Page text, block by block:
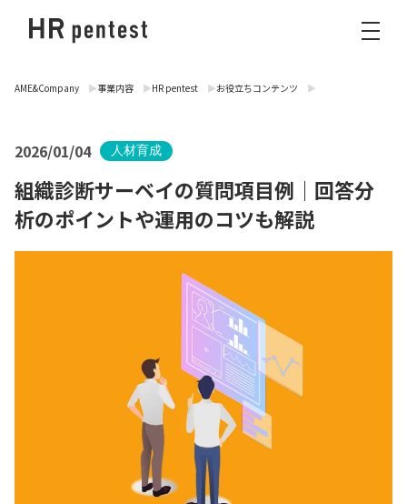
AME&Company 事業内容 HR pentest お役立ちコンテンツ
2026/01/04 人材育成
組織診断サーベイの質問項目例｜回答分
析のポイントや運用のコツも解説